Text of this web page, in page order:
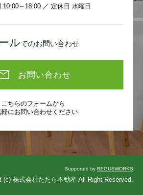
10:00～18:00 ／ 定休日 水曜日
ルでのお問い合わせ
お問い合わせ
こちらのフォームから
軽にお問い合わせください
Supported by REGUSWORKS
(c) 株式会社たたら不動産 All Right Reserved.